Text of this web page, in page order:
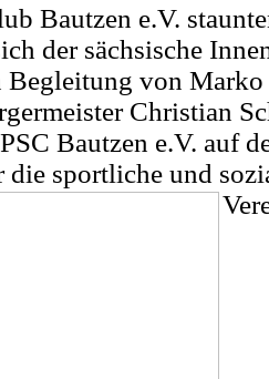
Bautzen e.V.
der sächsische
von Marko
Christian
Bautzen e.V. auf
sportliche und